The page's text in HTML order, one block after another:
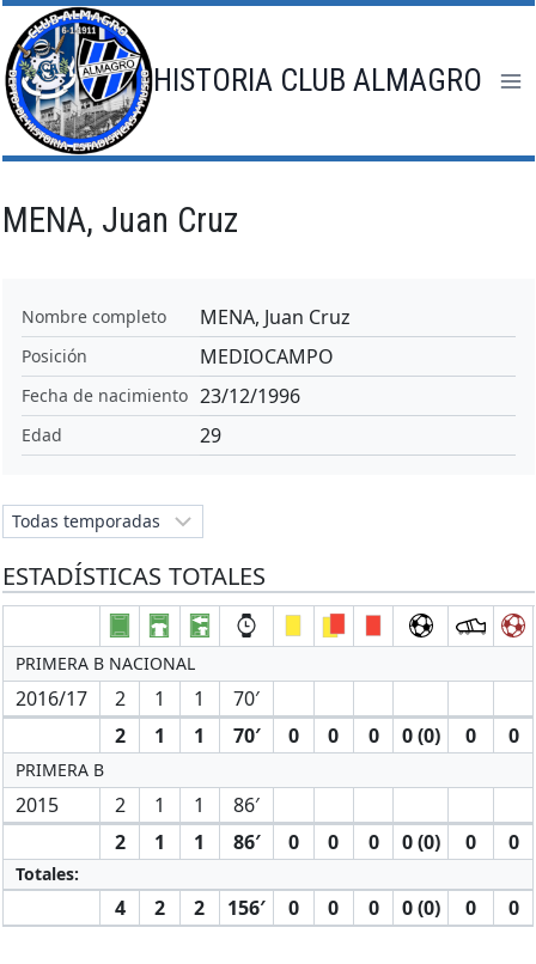
Saltar
al
contenido
HISTORIA CLUB ALMAGRO
MENA, Juan Cruz
Nombre completo MENA, Juan Cruz
Posición MEDIOCAMPO
Fecha de nacimiento 23/12/1996
Edad 29
ESTADÍSTICAS TOTALES
PRIMERA B NACIONAL
2016/17 2 1 1
70′
2
1 1 70′ 0 0 0 0 (0) 0 0
PRIMERA B
2015 2 1 1
86′
2
1 1 86′ 0 0 0 0 (0) 0 0
Totales:
4 2 2 156′ 0 0 0 0 (0) 0 0